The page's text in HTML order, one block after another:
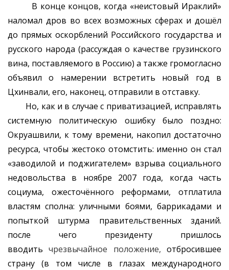
В конце концов, когда «неистовый Ираклий»
наломал дров во всех возможных сферах и дошёл
до прямых оскорблений Российского государства и
русского народа (рассуждая о качестве грузинского
вина, поставляемого в Россию) а также громогласно
объявил о намерении встретить новый год в
Цхинвали, его, наконец, отправили в отставку.
Но, как и в случае с приватизацией, исправлять
системную политическую ошибку было поздно:
Окруашвили, к тому времени, накопил достаточно
ресурса, чтобы жестоко отомстить: именно он стал
«заводилой и поджигателем» взрыва социального
недовольства в ноябре 2007 года, когда часть
социума, ожесточённого реформами, отплатила
властям сполна: уличными боями, баррикадами и
попыткой штурма правительственных зданий.
после чего президенту пришлось
вводитьчрезвычайное положение,отбросившее
страну (в том числе в глазах международного